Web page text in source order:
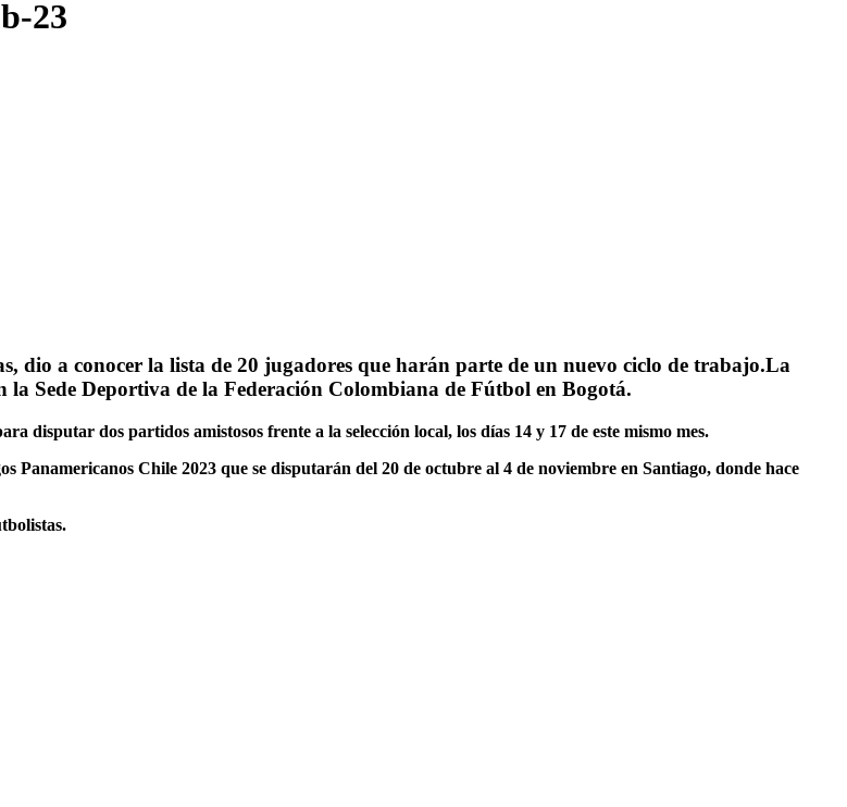
23
dio a conocer la lista de 20 jugadores que harán parte de un nuevo ciclo de trabajo.La
Sede Deportiva de la Federación Colombiana de Fútbol en Bogotá.
disputar dos partidos amistosos frente a la selección local, los días 14 y 17 de este mismo mes.
Chile 2023 que se disputarán del 20 de octubre al 4 de noviembre en Santiago, donde hace